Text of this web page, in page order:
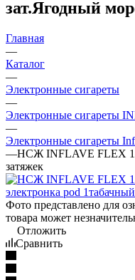
зат.Ягодный
Главная
—
Каталог
—
Электронные сигареты
—
Электронные сигареты
—
Электронные сигареты
—НСЖ INFLAVE FLEX
затяжек
Фото представлено для
товара может
Отложить
Сравнить